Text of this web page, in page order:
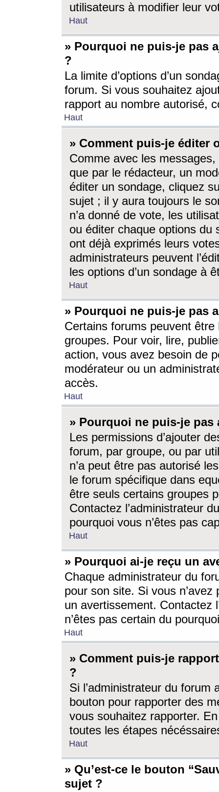
utilisateurs à modifier leur
Haut
» Pourquoi ne puis-je pas
?
La limite d’options d’un
forum. Si vous souhaitez
rapport au nombre autorisé,
Haut
» Comment puis-je éditer
Comme avec les
que par le rédacteur, un
éditer un sondage, cliquez
sujet ; il y aura toujours le
n’a donné de vote, les
ou éditer chaque options du
ont déjà exprimés leurs
administrateurs peuvent
les options d’un sondage à
Haut
» Pourquoi ne puis-je pas
Certains forums peuvent être
groupes. Pour voir, lire,
action, vous avez besoin de
modérateur ou un
accès.
Haut
» Pourquoi ne puis-je
Les permissions d’ajouter
forum, par groupe, ou par
n’a peut être pas autorisé
le forum spécifique dans
être seuls certains groupes
Contactez l’administrateur
pourquoi vous n’êtes pas
Haut
» Pourquoi ai-je reçu un
Chaque administrateur du
pour son site. Si vous
un avertissement. Contactez
n’êtes pas certain du
Haut
» Comment puis-je
?
Si l’administrateur du forum
bouton pour rapporter des
vous souhaitez rapporter.
toutes les étapes
Haut
» Qu’est-ce le bouton
sujet ?